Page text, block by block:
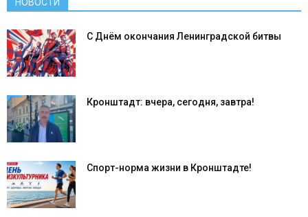
НОВОСТИ
С Днём окончания Ленинградской битвы
Кронштадт: вчера, сегодня, завтра!
Спорт-норма жизни в Кронштадте!